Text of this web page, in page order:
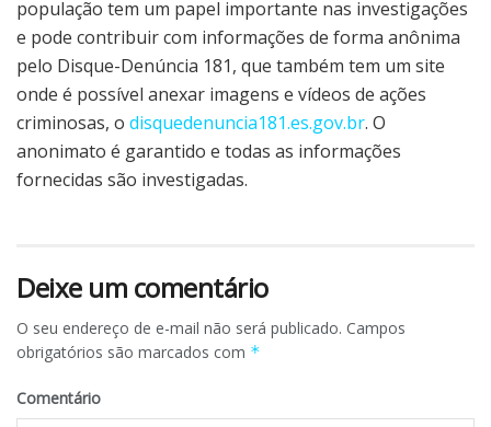
população tem um papel importante nas investigações
e pode contribuir com informações de forma anônima
pelo Disque-Denúncia 181, que também tem um site
onde é possível anexar imagens e vídeos de ações
criminosas, o disquedenuncia181.es.gov.br. O
anonimato é garantido e todas as informações
fornecidas são investigadas.
Deixe um comentário
O seu endereço de e-mail não será publicado. Campos
obrigatórios são marcados com *
Comentário